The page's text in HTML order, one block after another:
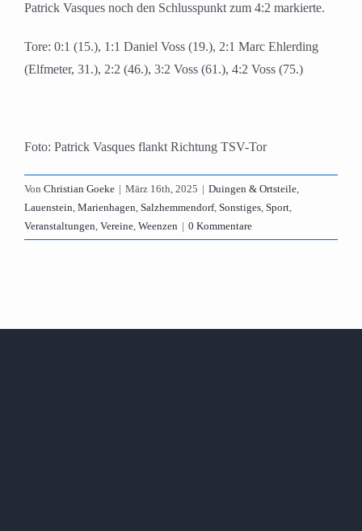
Patrick Vasques noch den Schlusspunkt zum 4:2 markierte.
Tore: 0:1 (15.), 1:1 Daniel Voss (19.), 2:1 Marc Ehlerding
(Elfmeter, 31.), 2:2 (46.), 3:2 Voss (61.), 4:2 Voss (75.)
Foto: Patrick Vasques flankt Richtung TSV-Tor
Von Christian Goeke | März 16th, 2025 | Duingen & Ortsteile,
Lauenstein, Marienhagen, Salzhemmendorf, Sonstiges, Sport,
Veranstaltungen, Vereine, Weenzen | 0 Kommentare